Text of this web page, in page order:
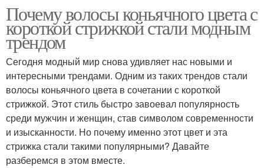
Почему волосы коньячного цвета с
короткой стрижкой стали модным
трендом
Сегодня модный мир снова удивляет нас новыми и
интересными трендами. Одним из таких трендов стали
волосы коньячного цвета в сочетании с короткой
стрижкой. Этот стиль быстро завоевал популярность
среди мужчин и женщин, став символом современности
и изысканности. Но почему именно этот цвет и эта
стрижка стали такими популярными? Давайте
разберемся в этом вместе.